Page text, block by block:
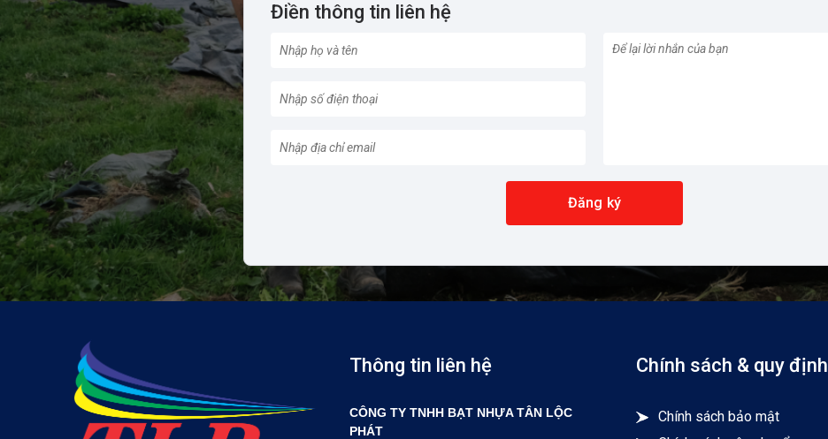
Điền thông tin liên hệ
Đăng ký
Thông tin liên hệ
CÔNG TY TNHH BẠT NHỰA TÂN LỘC
PHÁT
Chính sách & quy định
Chính sách bảo mật